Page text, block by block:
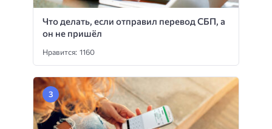
Что делать, если отправил перевод СБП, а
он не пришёл
Нравится: 1160